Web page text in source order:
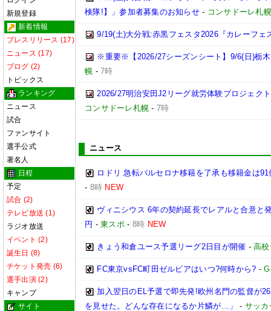
新規登録
新着情報
プレスリリース (17)
ニュース (17)
ブログ (2)
トピックス
ランキング
ニュース
試合
ファンサイト
選手公式
著名人
日程
予定
試合 (2)
テレビ放送 (1)
ラジオ放送
イベント (2)
誕生日 (8)
チケット発売 (6)
選手出演 (2)
キャンプ
サイト
検隊!】」参加者募集のお知らせ - コンサドーレ札幌
9/19(土)大分戦:赤黒フェスタ2026『カレーフェ
※重要※【2026/27シーズンシート】9/6(日)栃
幌 -7時
2026/27明治安田J2リーグ就労体験プロジェク
コンサドーレ札幌 - 7時
ニュース
ロドリ 急転バルセロナ移籍を了承も移籍金は
- 8時 NEW
ヴィニシウス 6年の契約延長でレアルと合意
円 -東スポ- 8時 NEW
きょう和倉ユース予選リーグ2日目が開催 -高
FC東京vsFC町田ゼルビアはいつ?何時から? -
加入翌日のEL予選で即先発!欧州名門の監督が
を見せた。どんな存在になるか片鱗が…」
- サッカ